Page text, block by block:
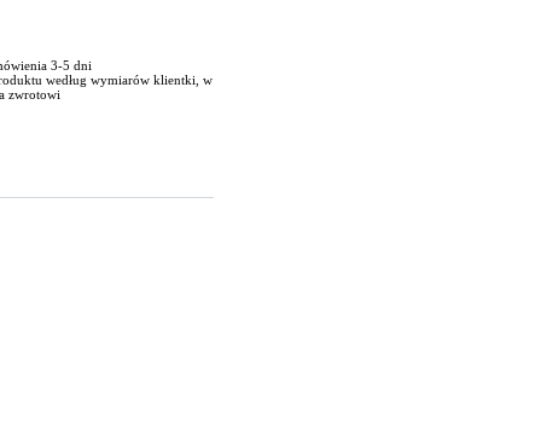
3-5 dni
według wymiarów klientki, w
zwrotowi